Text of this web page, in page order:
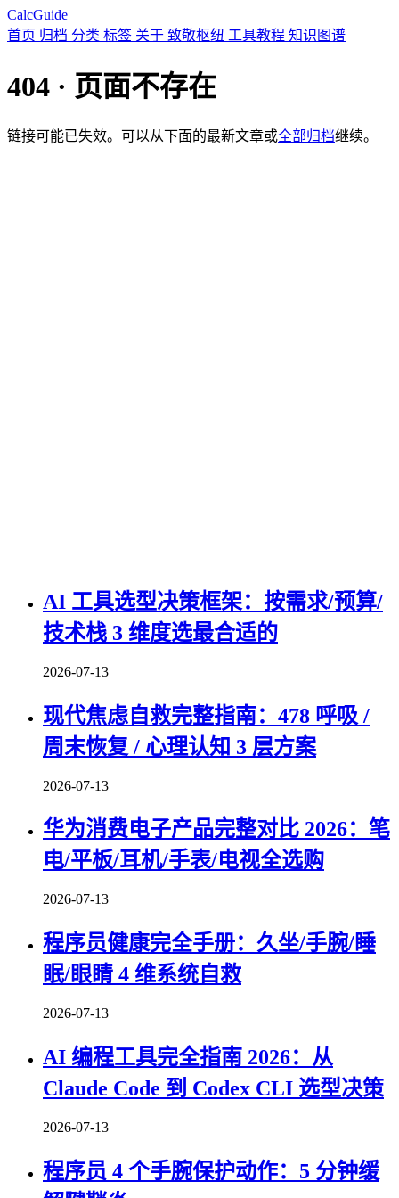
CalcGuide
首页 归档 分类 标签 关于 致敬枢纽 工具教程 知识图谱
404 · 页面不存在
链接可能已失效。可以从下面的最新文章或全部归档继续。
AI 工具选型决策框架：按需求/预算/
技术栈 3 维度选最合适的
2026-07-13
现代焦虑自救完整指南：478 呼吸 /
周末恢复 / 心理认知 3 层方案
2026-07-13
华为消费电子产品完整对比 2026：笔
电/平板/耳机/手表/电视全选购
2026-07-13
程序员健康完全手册：久坐/手腕/睡
眠/眼睛 4 维系统自救
2026-07-13
AI 编程工具完全指南 2026：从
Claude Code 到 Codex CLI 选型决策
2026-07-13
程序员 4 个手腕保护动作：5 分钟缓